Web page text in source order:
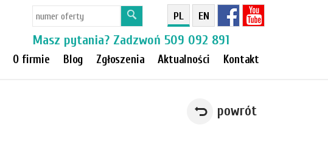
PL EN
Masz pytania? Zadzwoń 509 092 891
O firmie Blog Zgłoszenia Aktualności Kontakt
powrót